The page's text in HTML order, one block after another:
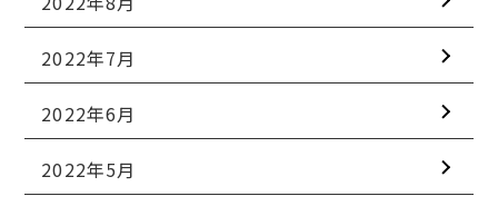
2022年7月
2022年6月
2022年5月